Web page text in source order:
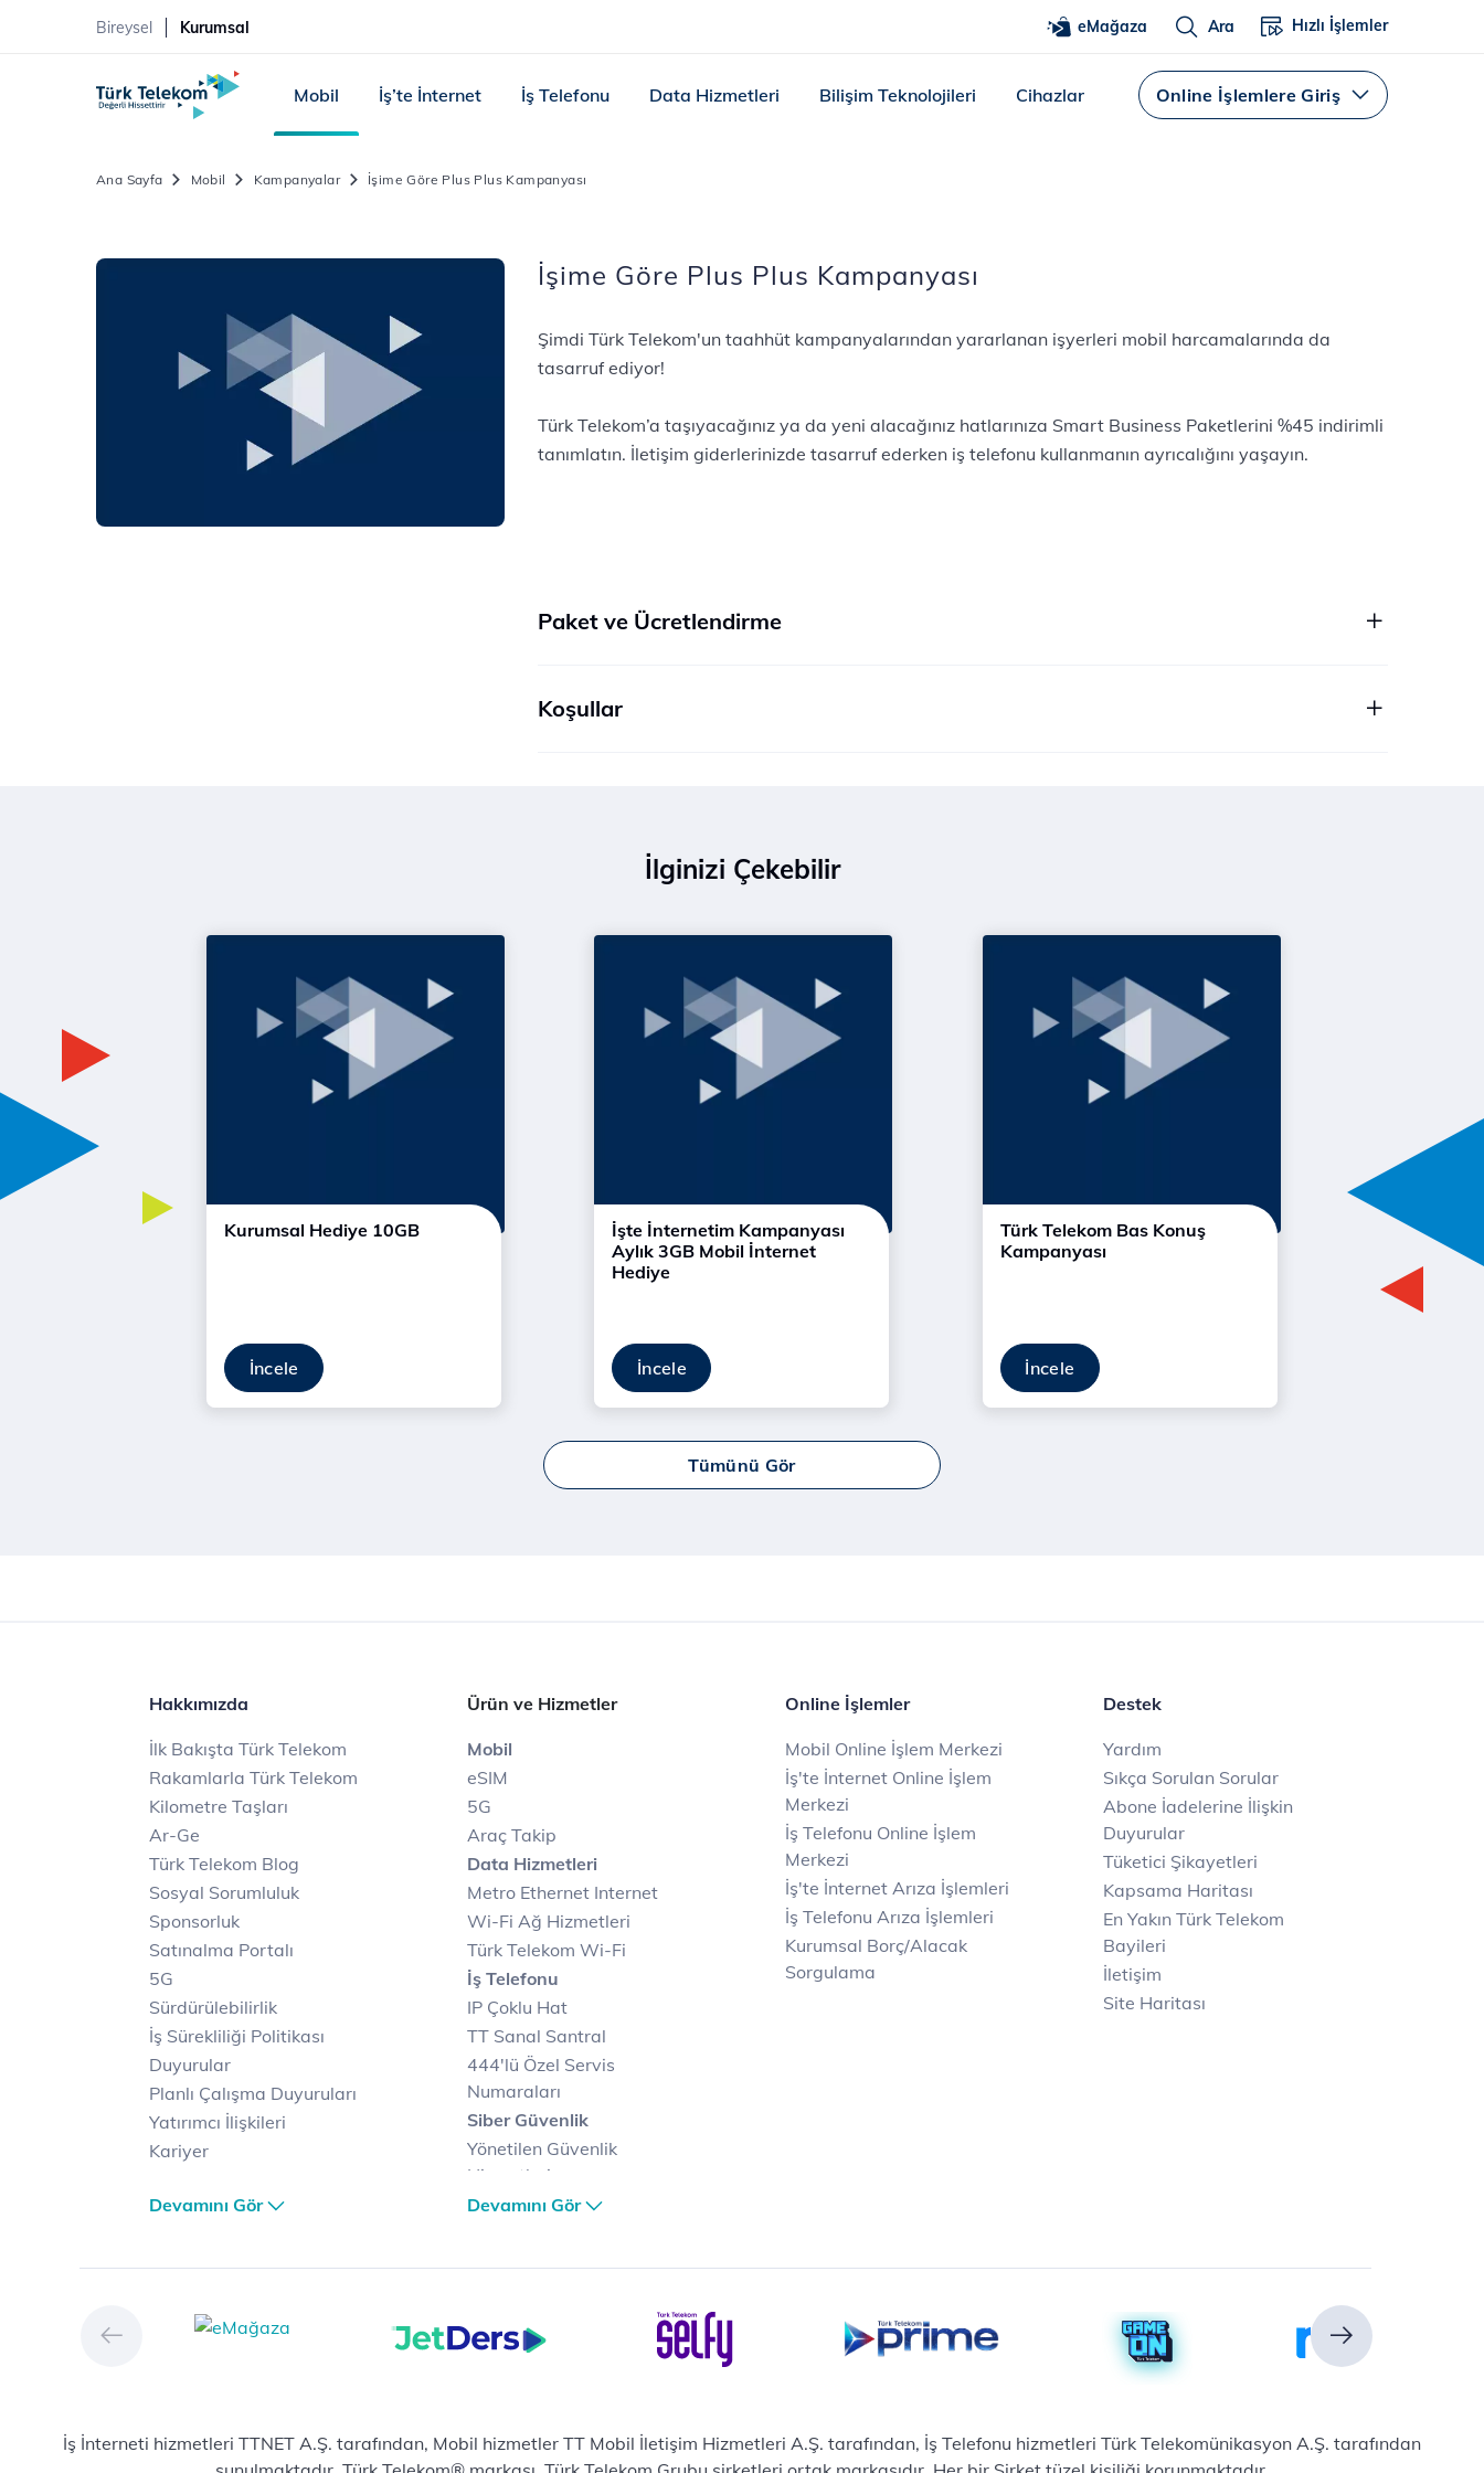
Bireysel Kurumsal eMağaza Ara Hızlı İşlemler
Mobil İş’te İnternet İş Telefonu Data Hizmetleri Bilişim Teknolojileri Cihazlar Online İşlemlere Giriş
Ana Sayfa Mobil Kampanyalar İşime Göre Plus Plus Kampanyası
İşime Göre Plus Plus Kampanyası
Şimdi Türk Telekom'un taahhüt kampanyalarından yararlanan işyerleri mobil harcamalarında da
tasarruf ediyor!
Türk Telekom’a taşıyacağınız ya da yeni alacağınız hatlarınıza Smart Business Paketlerini %45 indirimli
tanımlatın. İletişim giderlerinizde tasarruf ederken iş telefonu kullanmanın ayrıcalığını yaşayın.
Paket ve Ücretlendirme
Koşullar
İlginizi Çekebilir
Kurumsal Hediye 10GB
İncele
İşte İnternetim Kampanyası
Aylık 3GB Mobil İnternet
Hediye
İncele
Türk Telekom Bas Konuş
Kampanyası
İncele
Tümünü Gör
Hakkımızda
İlk Bakışta Türk Telekom
Rakamlarla Türk Telekom
Kilometre Taşları
Ar-Ge
Türk Telekom Blog
Sosyal Sorumluluk
Sponsorluk
Satınalma Portalı
5G
Sürdürülebilirlik
İş Sürekliliği Politikası
Duyurular
Planlı Çalışma Duyuruları
Yatırımcı İlişkileri
Kariyer
Dağıtım
Hizmet Kalitesi Raporları
Vizyon & Değerlerimiz
Devamını Gör
Ürün ve Hizmetler
Mobil
eSIM
5G
Araç Takip
Data Hizmetleri
Metro Ethernet Internet
Wi-Fi Ağ Hizmetleri
Türk Telekom Wi-Fi
İş Telefonu
IP Çoklu Hat
TT Sanal Santral
444'lü Özel Servis
Numaraları
Siber Güvenlik
Yönetilen Güvenlik
Hizmetleri
Siber Güvenlik Merkezi
Sanal Veri Merkezi
E-posta
Devamını Gör
Online İşlemler
Mobil Online İşlem Merkezi
İş'te İnternet Online İşlem
Merkezi
İş Telefonu Online İşlem
Merkezi
İş'te İnternet Arıza İşlemleri
İş Telefonu Arıza İşlemleri
Kurumsal Borç/Alacak
Sorgulama
Destek
Yardım
Sıkça Sorulan Sorular
Abone İadelerine İlişkin
Duyurular
Tüketici Şikayetleri
Kapsama Haritası
En Yakın Türk Telekom
Bayileri
İletişim
Site Haritası
İş İnterneti hizmetleri TTNET A.Ş. tarafından, Mobil hizmetler TT Mobil İletişim Hizmetleri A.Ş. tarafından, İş Telefonu hizmetleri Türk Telekomünikasyon A.Ş. tarafından